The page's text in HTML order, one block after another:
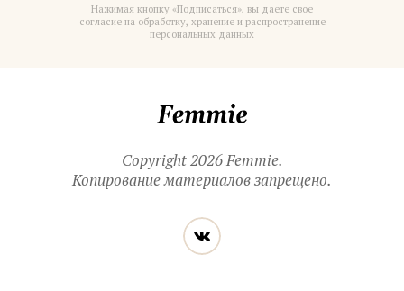
Нажимая кнопку «Подписаться», вы даете свое
согласие на обработку, хранение и распространение
персональных данных
Copyright 2026 Femmie.
Копирование материалов запрещено.
Читайте
нас
в социальных